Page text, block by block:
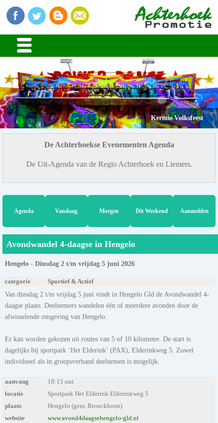
Kermis Volksfeest
De Achterhoekse Evenementen Agenda
De Uit-Agenda van de Regio Achterhoek en Liemers.
Agenda Vandaag Morgen Dit Weekend Aanmelden
Avondwandel 4-daagse in Hengelo
Hengelo - Dinsdag 2 t/m vrijdag 5 juni 2026
categorie Sportief & Actief
Van dinsdag 2 t/m vrijdag 5 juni vindt in Hengelo Gld de Avondwandel 4-
daagse plaats. Deelnemers wandelen één of meerdere avonden door de
afwisselende omgeving van Hengelo.
Er kan worden gekozen uit routes van 5 of 10 kilometer. De start is
dagelijks bij sportpark ‘Het Elderink’ (PAX), Elderinkweg 5. Zowel
individueel als in groepsverband deelnemen is mogelijk.
aanvang
18:15 uur.
locatie
Sportpark Het Elderink Elderinkweg 5
plaats
Hengelo (gem. Bronckhorst)
website
www.avond4daagsehengelo-gld.nl